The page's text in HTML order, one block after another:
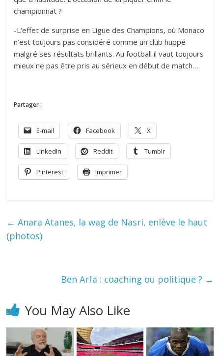
championnat ?
-L’effet de surprise en Ligue des Champions, où Monaco
n’est toujours pas considéré comme un club huppé
malgré ses résultats brillants. Au football il vaut toujours
mieux ne pas être pris au sérieux en début de match…
Partager :
E-mail Facebook X
LinkedIn Reddit Tumblr
Pinterest Imprimer
← Anara Atanes, la wag de Nasri, enlève le haut
(photos)
Ben Arfa : coaching ou politique ? →
You May Also Like